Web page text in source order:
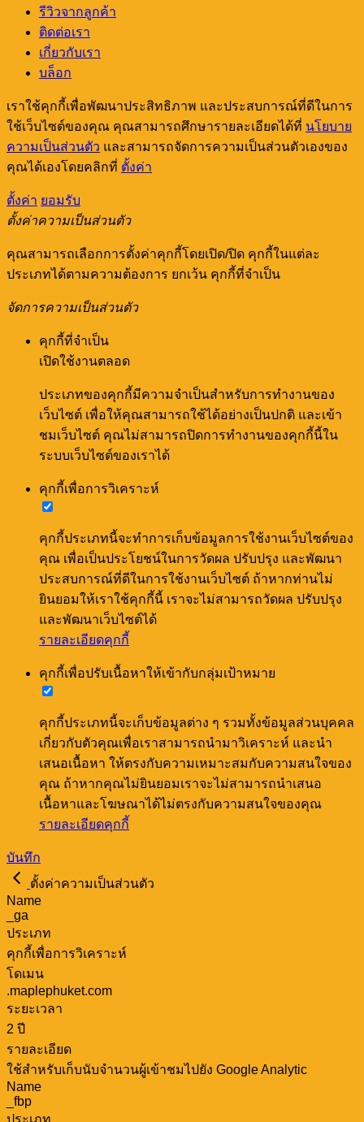
รีวิวจากลูกค้า
ติดต่อเรา
เกี่ยวกับเรา
บล็อก
เราใช้คุกกี้เพื่อพัฒนาประสิทธิภาพ และประสบการณ์ที่ดีในการ
ใช้เว็บไซต์ของคุณ คุณสามารถศึกษารายละเอียดได้ที่ นโยบาย
ความเป็นส่วนตัว และสามารถจัดการความเป็นส่วนตัวเองของ
คุณได้เองโดยคลิกที่ ตั้งค่า
ตั้งค่า ยอมรับ
ตั้งค่าความเป็นส่วนตัว
คุณสามารถเลือกการตั้งค่าคุกกี้โดยเปิด/ปิด คุกกี้ในแต่ละ
ประเภทได้ตามความต้องการ ยกเว้น คุกกี้ที่จำเป็น
จัดการความเป็นส่วนตัว
คุกกี้ที่จำเป็น
เปิดใช้งานตลอด
ประเภทของคุกกี้มีความจำเป็นสำหรับการทำงานของ
เว็บไซต์ เพื่อให้คุณสามารถใช้ได้อย่างเป็นปกติ และเข้า
ชมเว็บไซต์ คุณไม่สามารถปิดการทำงานของคุกกี้นี้ใน
ระบบเว็บไซต์ของเราได้
คุกกี้เพื่อการวิเคราะห์
คุกกี้ประเภทนี้จะทำการเก็บข้อมูลการใช้งานเว็บไซต์ของ
คุณ เพื่อเป็นประโยชน์ในการวัดผล ปรับปรุง และพัฒนา
ประสบการณ์ที่ดีในการใช้งานเว็บไซต์ ถ้าหากท่านไม่
ยินยอมให้เราใช้คุกกี้นี้ เราจะไม่สามารถวัดผล ปรับปรุง
และพัฒนาเว็บไซต์ได้
รายละเอียดคุกกี้
คุกกี้เพื่อปรับเนื้อหาให้เข้ากับกลุ่มเป้าหมาย
คุกกี้ประเภทนี้จะเก็บข้อมูลต่าง ๆ รวมทั้งข้อมูลส่วนบุคคล
เกี่ยวกับตัวคุณเพื่อเราสามารถนำมาวิเคราะห์ และนำ
เสนอเนื้อหา ให้ตรงกับความเหมาะสมกับความสนใจของ
คุณ ถ้าหากคุณไม่ยินยอมเราจะไม่สามารถนำเสนอ
เนื้อหาและโฆษณาได้ไม่ตรงกับความสนใจของคุณ
รายละเอียดคุกกี้
บันทึก
ตั้งค่าความเป็นส่วนตัว
Name
_ga
ประเภท
คุกกี้เพื่อการวิเคราะห์
โดเมน
.maplephuket.com
ระยะเวลา
2 ปี
รายละเอียด
ใช้สำหรับเก็บนับจำนวนผู้เข้าชมไปยัง Google Analytic
Name
_fbp
ประเภท